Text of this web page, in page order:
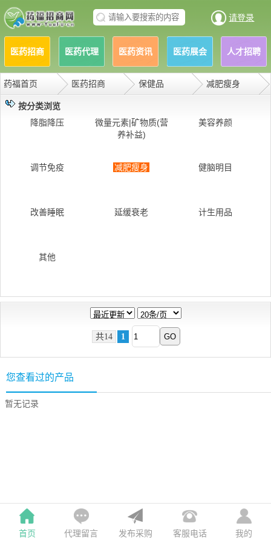
请登录
医药招商 医药代理 医药资讯 医药展会 人才招聘
药福首页 医药招商 保健品 减肥瘦身
按分类浏览
降脂降压
微量元素|矿物质(营
养补益)
美容养颜
调节免疫 减肥瘦身 健脑明目
改善睡眠 延缓衰老 计生用品
其他
共14 1
您查看过的产品
暂无记录
首页 代理留言 发布采购 客服电话 我的